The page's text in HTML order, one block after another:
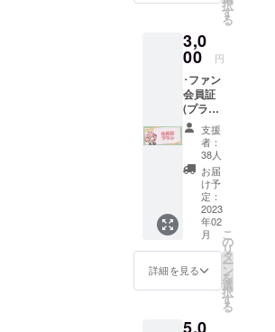
れない
場合は
名前を
匿名と
してく
ださい
展の様
動報告
にて) ･
クラ
ファン
プロ
ジェク
トあり
がとう
生配信
でお名
前を読
み上げ
※備考欄
にお名
前のご
記入を
してく
れない
択
す
る
3,0
00 円
･ファン
会員証
(プラ
カード)
･スマホ
&PC用
壁紙 ･プ
ロジェ
クト進
展の様
子を(活
動報告
にて) ･
クラ
ファン
プロ
トあり
支援
者：
38人
お届
け予
定：
2023
年02
月
詳細を見る
こ
の
リ
タ
ー
ン
を
選
択
す
る
5,0